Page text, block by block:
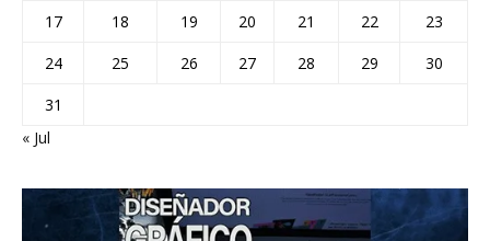
17
18 19 20 21 22
23
24
25 26 27 28 29
30
31
« Jul